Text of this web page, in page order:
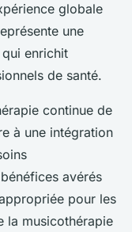
globale
une
enrichit
de santé.
continue de
à une intégration
avérés
pour les
la musicothérapie